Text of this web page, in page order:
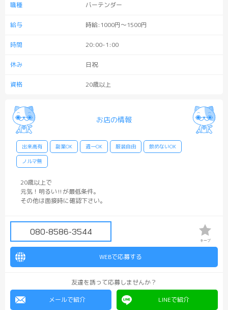
職種 バーテンダー
給与 時給:1000円～1500円
時間 20:00-1:00
休み 日祝
資格 20歳以上
お店の情報
出来高有 副業OK 週一OK 服装自由 飲めないOK
ノルマ無
20歳以上で
元気！明るい‼︎が最低条件。
その他は面接時に確認下さい。
080-8586-3544
キープ
WEBで応募する
友達を誘って応募しませんか？
メールで紹介
LINEで紹介